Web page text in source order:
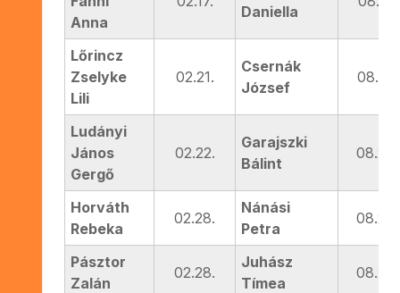
Anna
Daniella
Lőrincz
Zselyke
Lili
02.21.
Csernák
József
08.21.
Ludányi
János
Gergő
02.22.
Garajszki
Bálint
08.22.
Horváth
Rebeka
02.28.
Nánási
Petra
08.23.
Pásztor
Zalán
02.28.
Juhász
Tímea
08.26.